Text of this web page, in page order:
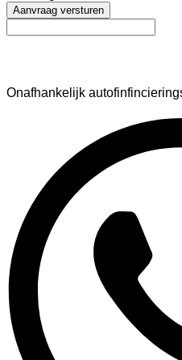
Aanvraag versturen
Onafhankelijk